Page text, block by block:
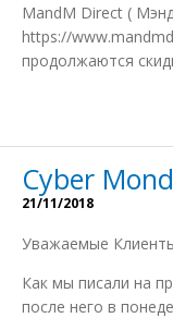
MandM Direct (
https://
продолжаются
Cyber
21/11/2018
Уважаемые
Как мы писали на
после него в